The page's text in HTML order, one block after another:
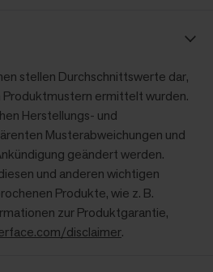
stellen Durchschnittswerte dar,
Produktmustern ermittelt wurden.
Herstellungs- und
Musterabweichungen und
geändert werden.
und anderen wichtigen
Produkte, wie z. B.
zur Produktgarantie,
disclaimer.